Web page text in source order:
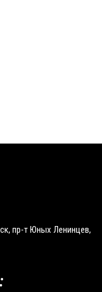
пр-т Юных Ленинцев,